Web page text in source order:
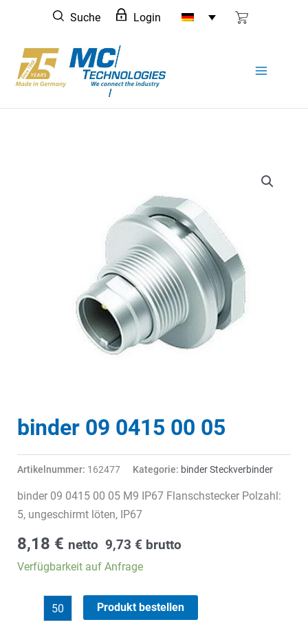
springen
Suche Login
binder 09 0415 00 05
Artikelnummer: 162477 Kategorie: binder Steckverbinder
binder 09 0415 00 05 M9 IP67 Flanschstecker Polzahl:
5, ungeschirmt löten, IP67
8,18 € netto 9,73 € brutto
Verfügbarkeit auf Anfrage
Produkt bestellen